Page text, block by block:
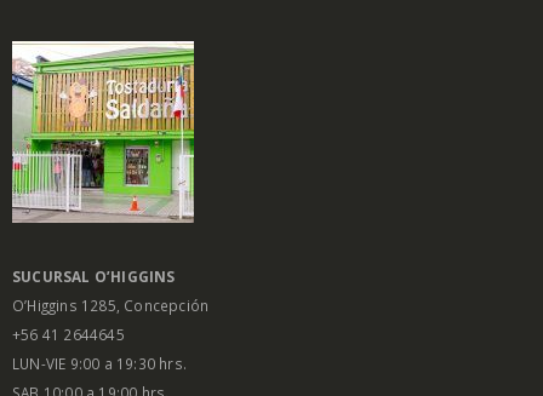
SUCURSAL O’HIGGINS
O’Higgins 1285, Concepción
+56 41 2644645
LUN-VIE 9:00 a 19:30 hrs.